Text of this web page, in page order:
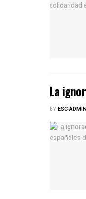
La
BYESC-ADMIN